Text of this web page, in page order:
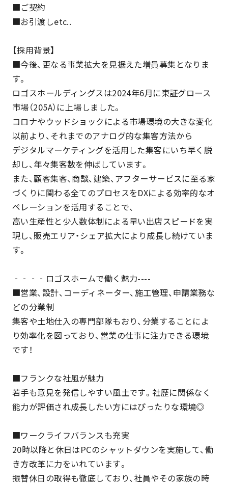
■ご契約
■お引渡しetc..
【採用背景】
■今後、更なる事業拡大を見据えた増員募集となりま
す。
ロゴスホールディングスは2024年6月に東証グロース
市場（205A）に上場しました。
コロナやウッドショックによる市場環境の大きな変化
以前より、それまでのアナログ的な集客方法から
デジタルマーケティングを活用した集客にいち早く脱
却し、年々集客数を伸ばしています。
また、顧客集客、商談、建築、アフターサービスに至る家
づくりに関わる全てのプロセスをDXによる効率的なオ
ペレーションを活用することで、
高い生産性と少人数体制による早い出店スピードを実
現し、販売エリア・シェア拡大により成長し続けていま
す。
‐‐‐‐ロゴスホームで働く魅力----
■営業、設計、コーディネーター、施工管理、申請業務な
どの分業制
集客や土地仕入の専門部隊もおり、分業することによ
り効率化を図っており、営業の仕事に注力できる環境
です！
■フランクな社風が魅力
若手も意見を発信しやすい風土です。社歴に関係なく
能力が評価され成長したい方にはぴったりな環境◎
■ワークライフバランスも充実
20時以降と休日はPCのシャットダウンを実施して、働
き方改革に力をいれています。
振替休日の取得も徹底しており、社員やその家族の時